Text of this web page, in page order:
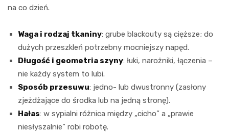
na co dzień.
Waga i rodzaj tkaniny: grube blackouty są cięższe; do
dużych przeszkleń potrzebny mocniejszy napęd.
Długość i geometria szyny: łuki, narożniki, łączenia –
nie każdy system to lubi.
Sposób przesuwu: jedno- lub dwustronny (zasłony
zjeżdżające do środka lub na jedną stronę).
Hałas: w sypialni różnica między „cicho” a „prawie
niesłyszalnie” robi robotę.